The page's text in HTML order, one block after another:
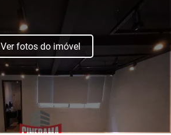
Ver fotos do imóvel